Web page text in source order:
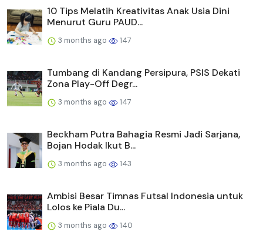
10 Tips Melatih Kreativitas Anak Usia Dini
Menurut Guru PAUD...
3 months ago 147
Tumbang di Kandang Persipura, PSIS Dekati
Zona Play-Off Degr...
3 months ago 147
Beckham Putra Bahagia Resmi Jadi Sarjana,
Bojan Hodak Ikut B...
3 months ago 143
Ambisi Besar Timnas Futsal Indonesia untuk
Lolos ke Piala Du...
3 months ago 140